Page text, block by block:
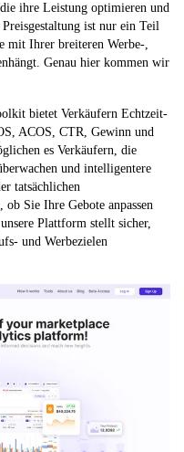
ihre Leistung optimieren und
ist nur ein Teil
mit Ihrer breiteren Werbe-,
Genau hier kommen wir
bietet Verkäufern Echtzeit-
ACOS, CTR, Gewinn und
es Verkäufern, die
und intelligentere
tatsächlichen
Sie Ihre Gebote anpassen
Plattform stellt sicher,
und Werbezielen